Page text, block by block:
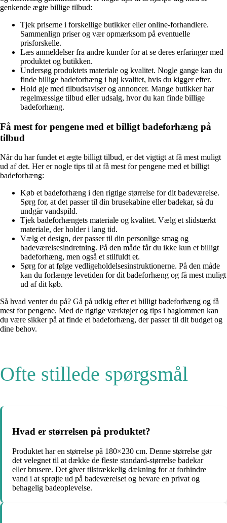
genkende ægte billige tilbud:
Tjek priserne i forskellige butikker eller online-forhandlere.
Sammenlign priser og vær opmærksom på eventuelle
prisforskelle.
Læs anmeldelser fra andre kunder for at se deres erfaringer med
produktet og butikken.
Undersøg produktets materiale og kvalitet. Nogle gange kan du
finde billige badeforhæng i høj kvalitet, hvis du kigger efter.
Hold øje med tilbudsaviser og annoncer. Mange butikker har
regelmæssige tilbud eller udsalg, hvor du kan finde billige
badeforhæng.
Få mest for pengene med et billigt badeforhæng på
tilbud
Når du har fundet et ægte billigt tilbud, er det vigtigt at få mest muligt
ud af det. Her er nogle tips til at få mest for pengene med et billigt
badeforhæng:
Køb et badeforhæng i den rigtige størrelse for dit badeværelse.
Sørg for, at det passer til din brusekabine eller badekar, så du
undgår vandspild.
Tjek badeforhængets materiale og kvalitet. Vælg et slidstærkt
materiale, der holder i lang tid.
Vælg et design, der passer til din personlige smag og
badeværelsesindretning. På den måde får du ikke kun et billigt
badeforhæng, men også et stilfuldt et.
Sørg for at følge vedligeholdelsesinstruktionerne. På den måde
kan du forlænge levetiden for dit badeforhæng og få mest muligt
ud af dit køb.
Så hvad venter du på? Gå på udkig efter et billigt badeforhæng og få
mest for pengene. Med de rigtige værktøjer og tips i baglommen kan
du være sikker på at finde et badeforhæng, der passer til dit budget og
dine behov.
Ofte stillede spørgsmål
Hvad er størrelsen på produktet?
Produktet har en størrelse på 180×230 cm. Denne størrelse gør
det velegnet til at dække de fleste standard-størrelse badekar
eller brusere. Det giver tilstrækkelig dækning for at forhindre
vand i at sprøjte ud på badeværelset og bevare en privat og
behagelig badeoplevelse.